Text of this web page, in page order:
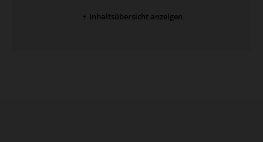
Inhaltsübersicht anzeigen